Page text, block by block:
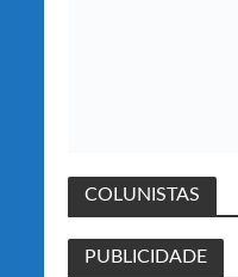
COLUNISTAS
PUBLICIDADE